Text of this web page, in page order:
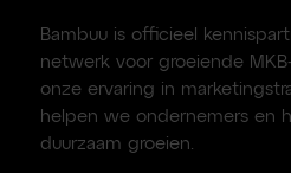
Bambuu is officieel
netwerk voor groeiende
onze ervaring in
helpen we ondernemers en
duurzaam groeien.